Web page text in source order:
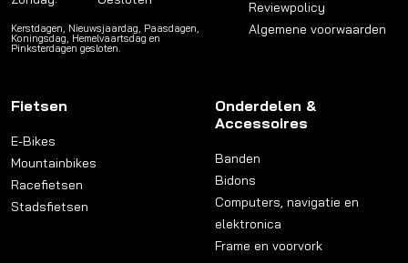
Kerstdagen, Nieuwsjaardag, Paasdagen,
Koningsdag, Hemelvaartsdag en
Pinksterdagen gesloten.
Reviewpolicy
Algemene voorwaarden
Fietsen
E-Bikes
Mountainbikes
Racefietsen
Stadsfietsen
Onderdelen &
Accessoires
Banden
Bidons
Computers, navigatie en
elektronica
Frame en voorvork